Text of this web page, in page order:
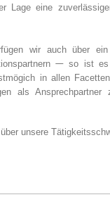
Lage eine
wir auch über ein
— so ist es
in allen
als Ansprechpartner
unsere